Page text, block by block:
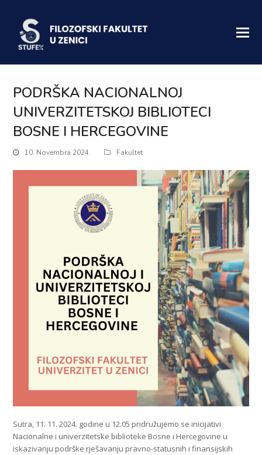
PODRŠKA NACIONALNOJ
UNIVERZITETSKOJ BIBLIOTECI
BOSNE I HERCEGOVINE
10. Novembra 2024. Fakultet
Sutra, 11. 11. 2024. godine u 12.05 pridružujemo se inicijativi
Nacionalne i univerzitetske biblioteke Bosne i Hercegovine u
iskazivanju podrške rješavanju pravno-statusnih i finansijskih